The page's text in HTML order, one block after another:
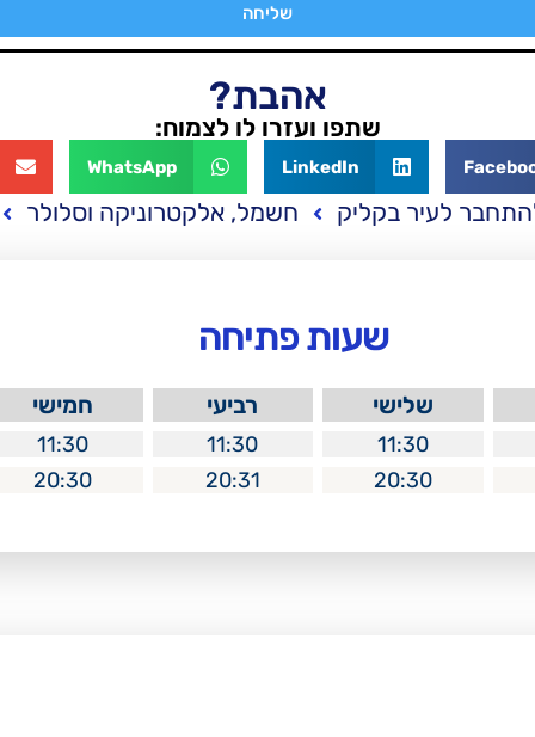
שליחה
אהבת?
שתפו ועזרו לו לצמוח:
LinkedIn
WhatsApp
לעיר בקליק חשמל, אלקטרוניקה וסלולר
שעות פתיחה
שלישי רביעי חמישי
11:30
11:30
11:30
20:30
20:31
20:30